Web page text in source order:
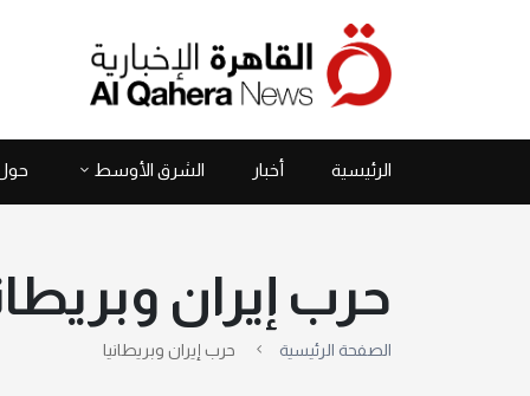
الرئيسية أخبار الشرق الأوسط
حرب إيران
الصفحة الرئيسية حرب إيران وبريطانيا